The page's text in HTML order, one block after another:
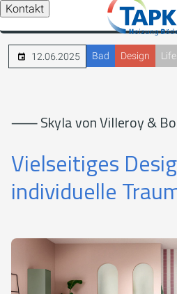
Kontakt
12.06.2025 Bad Design
⸺ Skyla von Villeroy &
Vielseitiges
individuelle